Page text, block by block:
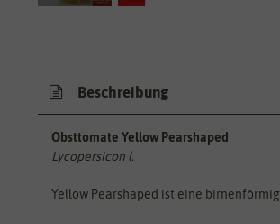
Beschreibung
Obsttomate Yellow Pearshaped
Lycopersicon l.
Yellow Pearshaped ist eine